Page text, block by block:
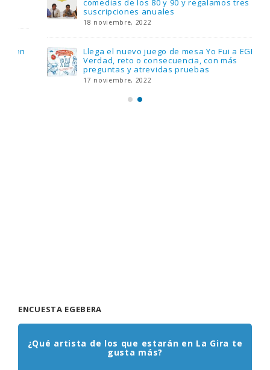
comedias de los 80 y 90 y regalamos tres
suscripciones anuales
18 noviembre, 2022
Llega el nuevo juego de mesa Yo Fui a EGB:
Verdad, reto o consecuencia, con más
preguntas y atrevidas pruebas
17 noviembre, 2022
¿Qué artista de los que estarán en La Gira te
gusta más?